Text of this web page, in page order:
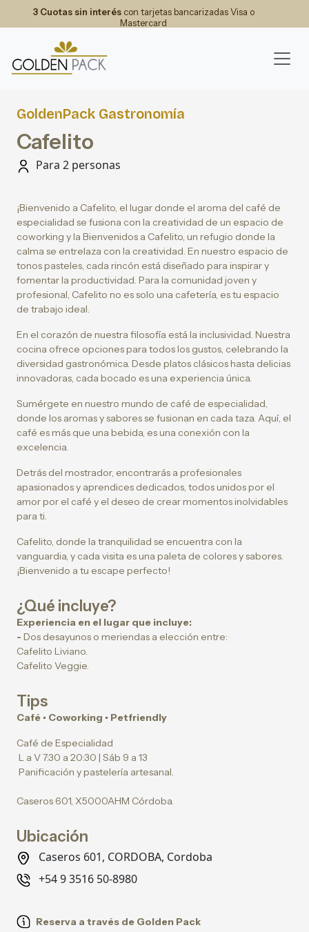
3 Cuotas sin interéscon tarjetas bancarizadas Visa o
Mastercard
GoldenPack Gastronomía
Cafelito
Para 2 personas
¡Bienvenido a Cafelito, el lugar donde el aroma del café de
especialidad se fusiona con la creatividad de un espacio de
coworking y la Bienvenidos a Cafelito, un refugio donde la
calma se entrelaza con la creatividad. En nuestro espacio de
tonos pasteles, cada rincón está diseñado para inspirar y
fomentar la productividad. Para la comunidad joven y
profesional, Cafelito no es solo una cafetería, es tu espacio
de trabajo ideal.
En el corazón de nuestra filosofía está la inclusividad. Nuestra
cocina ofrece opciones para todos los gustos, celebrando la
diversidad gastronómica. Desde platos clásicos hasta delicias
innovadoras, cada bocado es una experiencia única.
Sumérgete en nuestro mundo de café de especialidad,
donde los aromas y sabores se fusionan en cada taza. Aquí, el
café es más que una bebida, es una conexión con la
excelencia.
Detrás del mostrador, encontrarás a profesionales
apasionados y aprendices dedicados, todos unidos por el
amor por el café y el deseo de crear momentos inolvidables
para ti.
Cafelito, donde la tranquilidad se encuentra con la
vanguardia, y cada visita es una paleta de colores y sabores.
¡Bienvenido a tu escape perfecto!
¿Qué incluye?
Experiencia en el lugar que incluye:
- Dos desayunos o meriendas a elección entre:
Cafelito Liviano.
Cafelito Veggie.
Tips
Café • Coworking • Petfriendly
Café de Especialidad
L a V 7:30 a 20:30 | Sáb 9 a 13
Panificación y pastelería artesanal.
Caseros 601, X5000AHM Córdoba.
Ubicación
Caseros 601, CORDOBA, Cordoba
+54 9 3516 50-8980
Reserva a través de Golden Pack